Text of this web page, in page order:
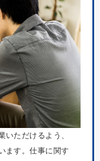
いただけるよう、
ます。仕事に関す